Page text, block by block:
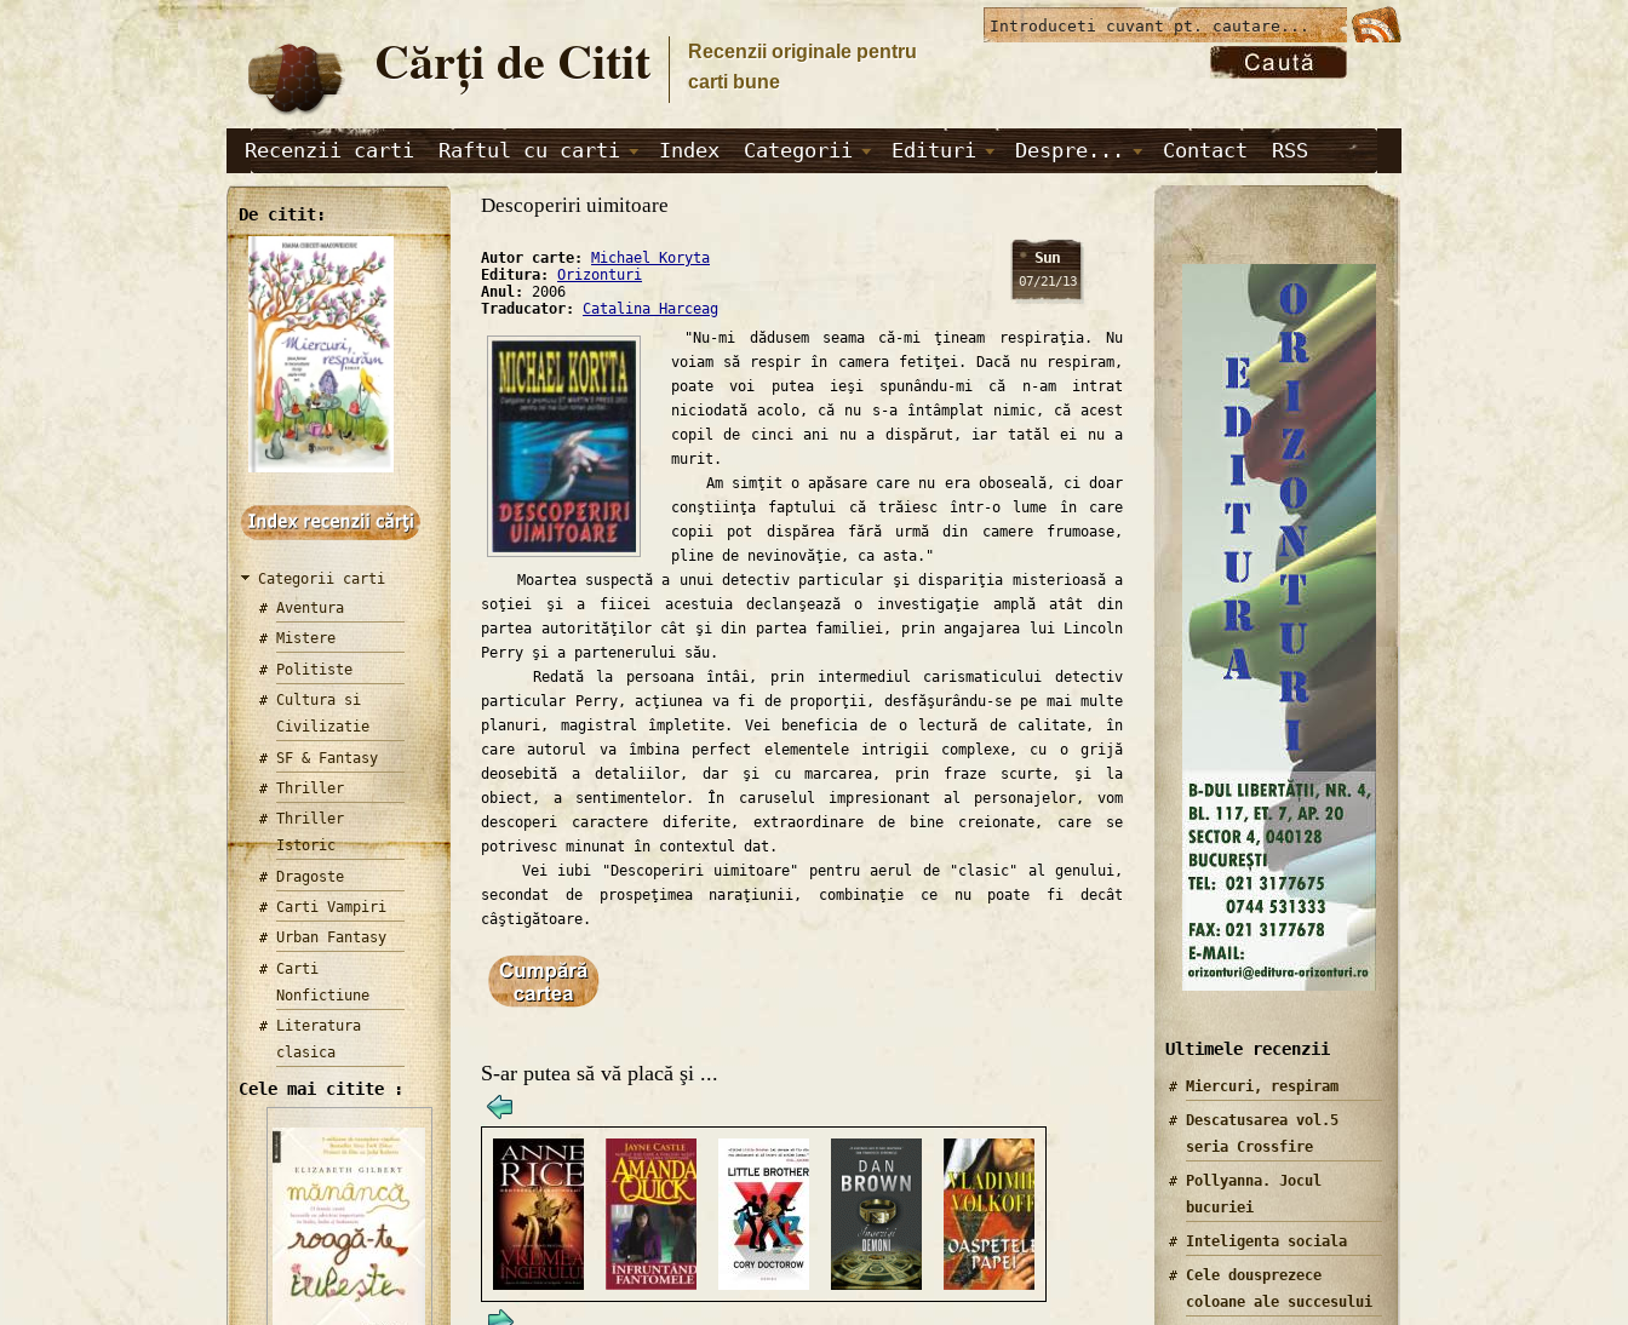
Cărţi de Citit
Recenzii originale pentru
carti bune
Recenzii carti Raftul cu carti Index Categorii Edituri Despre... Contact RSS
De citit:
Categorii carti
Aventura
Mistere
Politiste
Cultura si
Civilizatie
SF & Fantasy
Thriller
Thriller
Istoric
Dragoste
Carti Vampiri
Urban Fantasy
Carti
Nonfictiune
Literatura
clasica
Cele mai citite :
Descoperiri uimitoare
Sun
07/21/13
Autor carte: Michael Koryta
Editura: Orizonturi
Anul: 2006
Traducator: Catalina Harceag
"Nu-mi dădusem seama că-mi ţineam respiraţia. Nu
voiam să respir în camera fetiţei. Dacă nu respiram,
poate voi putea ieşi spunându-mi că n-am intrat
niciodată acolo, că nu s-a întâmplat nimic, că acest
copil de cinci ani nu a dispărut, iar tatăl ei nu a
murit.
Am simţit o apăsare care nu era oboseală, ci doar
conştiinţa faptului că trăiesc într-o lume în care
copii pot dispărea fără urmă din camere frumoase,
pline de nevinovăţie, ca asta."
Moartea suspectă a unui detectiv particular şi dispariţia misterioasă a
soţiei şi a fiicei acestuia declanşează o investigaţie amplă atât din
partea autorităţilor cât şi din partea familiei, prin angajarea lui Lincoln
Perry şi a partenerului său.
Redată la persoana întâi, prin intermediul carismaticului detectiv
particular Perry, acţiunea va fi de proporţii, desfăşurându-se pe mai multe
planuri, magistral împletite. Vei beneficia de o lectură de calitate, în
care autorul va îmbina perfect elementele intrigii complexe, cu o grijă
deosebită a detaliilor, dar şi cu marcarea, prin fraze scurte, şi la
obiect, a sentimentelor. În caruselul impresionant al personajelor, vom
descoperi caractere diferite, extraordinare de bine creionate, care se
potrivesc minunat în contextul dat.
Vei iubi "Descoperiri uimitoare" pentru aerul de "clasic" al genului,
secondat de prospeţimea naraţiunii, combinaţie ce nu poate fi decât
câştigătoare.
S-ar putea să vă placă şi ...
Ultimele recenzii
Miercuri, respiram
Descatusarea vol.5
seria Crossfire
Pollyanna. Jocul
bucuriei
Inteligenta sociala
Cele dousprezece
coloane ale succesului